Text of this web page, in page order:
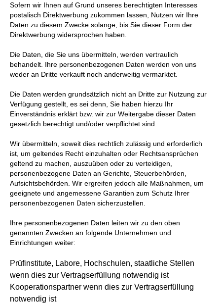
Sofern wir Ihnen auf Grund unseres berechtigten Interesses
postalisch Direktwerbung zukommen lassen, Nutzen wir Ihre
Daten zu diesem Zwecke solange, bis Sie dieser Form der
Direktwerbung widersprochen haben.
Die Daten, die Sie uns übermitteln, werden vertraulich
behandelt. Ihre personenbezogenen Daten werden von uns
weder an Dritte verkauft noch anderweitig vermarktet.
Die Daten werden grundsätzlich nicht an Dritte zur Nutzung zur
Verfügung gestellt, es sei denn, Sie haben hierzu Ihr
Einverständnis erklärt bzw. wir zur Weitergabe dieser Daten
gesetzlich berechtigt und/oder verpflichtet sind.
Wir übermitteln, soweit dies rechtlich zulässig und erforderlich
ist, um geltendes Recht einzuhalten oder Rechtsansprüchen
geltend zu machen, auszuüben oder zu verteidigen,
personenbezogene Daten an Gerichte, Steuerbehörden,
Aufsichtsbehörden. Wir ergreifen jedoch alle Maßnahmen, um
geeignete und angemessene Garantien zum Schutz Ihrer
personenbezogenen Daten sicherzustellen.
Ihre personenbezogenen Daten leiten wir zu den oben
genannten Zwecken an folgende Unternehmen und
Einrichtungen weiter:
Prüfinstitute, Labore, Hochschulen, staatliche Stellen
wenn dies zur Vertragserfüllung notwendig ist
Kooperationspartner wenn dies zur Vertragserfüllung
notwendig ist